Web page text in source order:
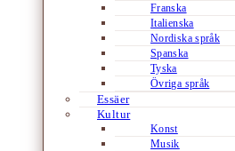
Franska
Italienska
Nordiska språk
Spanska
Tyska
Övriga språk
Essäer
Kultur
Konst
Musik